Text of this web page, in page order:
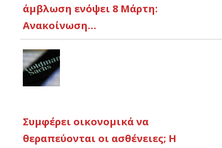
άμβλωση ενόψει 8 Μάρτη:
Ανακοίνωση…
Συμφέρει οικονομικά να
θεραπεύονται οι ασθένειες; Η